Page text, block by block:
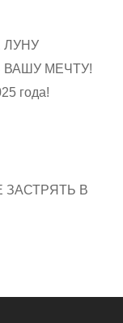
ЛУНУ
МЕЧТУ!
года!
ЗАСТРЯТЬ В